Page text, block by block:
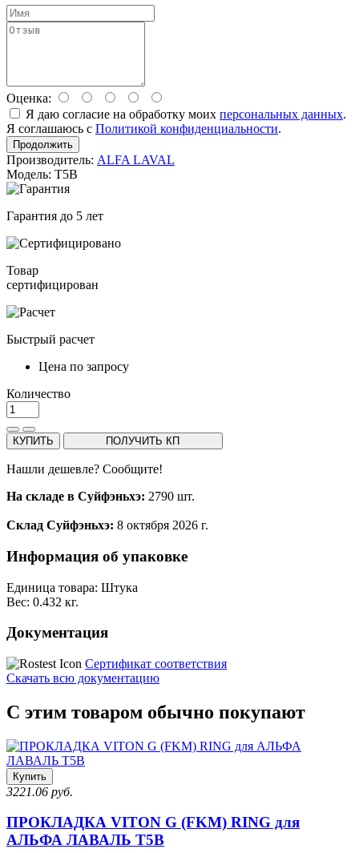
Оценка:
Я даю согласие на обработку моих персональных данных.
Я соглашаюсь с Политикой конфиденциальности.
Продолжить
Производитель: ALFA LAVAL
Модель: T5B
Гарантия до 5 лет
Товар
сертифицирован
Быстрый расчет
Цена по запросу
Количество
КУПИТЬ ПОЛУЧИТЬ КП
Нашли дешевле? Сообщите!
На складе в Суйфэньхэ: 2790 шт.
Склад Суйфэньхэ: 8 октября 2026 г.
Информация об упаковке
Единица товара: Штука
Вес: 0.432 кг.
Документация
Сертификат соответствия
Скачать всю документацию
С этим товаром обычно покупают
Купить
3221.06 руб.
ПРОКЛАДКА VITON G (FKM) RING для
АЛЬФА ЛАВАЛЬ T5B